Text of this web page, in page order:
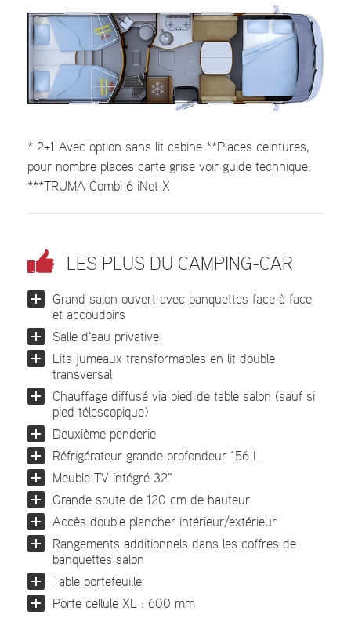
* 2+1 Avec option sans lit cabine **Places ceintures,
pour nombre places carte grise voir guide technique.
***TRUMA Combi 6 iNet X
LES PLUS DU CAMPING-CAR
Grand salon ouvert avec banquettes face à face
et accoudoirs
Salle d'eau privative
Lits jumeaux transformables en lit double
transversal
Chauffage diffusé via pied de table salon (sauf si
pied télescopique)
Deuxième penderie
Réfrigérateur grande profondeur 156 L
Meuble TV intégré 32"
Grande soute de 120 cm de hauteur
Accès double plancher intérieur/extérieur
Rangements additionnels dans les coffres de
banquettes salon
Table portefeuille
Porte cellule XL : 600 mm